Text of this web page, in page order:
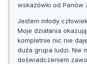
wskazówki od Panów
Jestem młody
Moje działania
kompletnie nic nie
duża grupa ludzi. Nie
doświadczeniem